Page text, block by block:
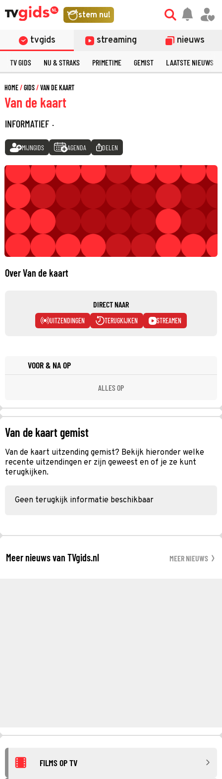
stem nu!
tvgids streaming nieuws
TV GIDS NU & STRAKS PRIMETIME GEMIST LAATSTE NIEUWS
HOME GIDS VAN DE KAART
Van de kaart
INFORMATIEF ·
MIJNGIDS AGENDA DELEN
Over Van de kaart
DIRECT NAAR
UITZENDINGEN TERUGKIJKEN STREAMEN
VOOR & NA OP
ALLES OP
Van de kaart gemist
Van de kaart uitzending gemist? Bekijk hieronder welke
recente uitzendingen er zijn geweest en of je ze kunt
terugkijken.
Geen terugkijk informatie beschikbaar
Meer nieuws van TVgids.nl MEER NIEUWS
FILMS OP TV